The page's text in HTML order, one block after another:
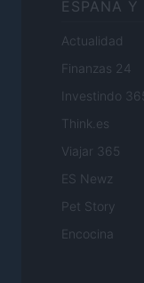
ESPANA
Actualidad
Finanzas 24
Investindo
Think.es
Viajar 365
ES Newz
Pet Story
Encocina